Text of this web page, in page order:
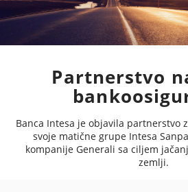
Partnerstvo
Banca Intesa je objavila partnerstvo
svoje matične grupe Intesa
kompanije Generali sa ciljem
zemlji.